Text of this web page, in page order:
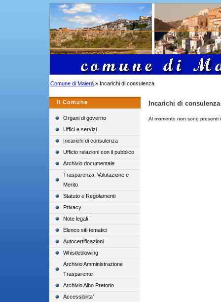
Comune di Maierà » Incarichi di consulenza
Il Comune
Organi di governo
Uffici e servizi
Incarichi di consulenza
Ufficio relazioni con il pubblico
Archivio documentale
Trasparenza, Valutazione e
Merito
Statuto e Regolamenti
Privacy
Note legali
Elenco siti tematici
Autocertificazioni
Whistleblowing
Archivio Amministrazione
Trasparente
Archivio Albo Pretorio
Accessibilita'
Incarichi di consulenza
Al momento non sono presenti